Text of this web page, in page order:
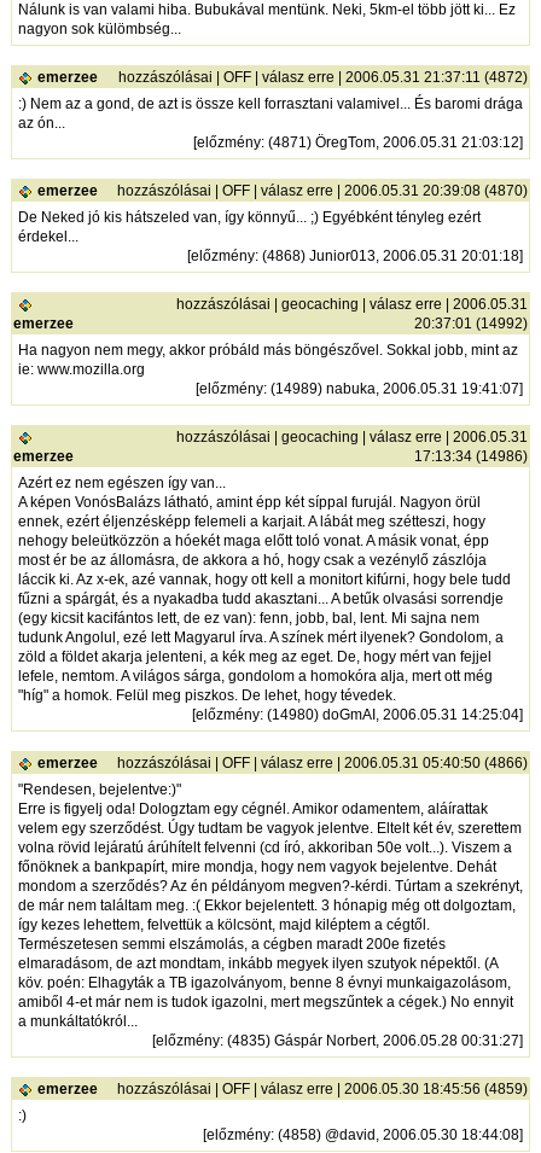
Nálunk is van valami hiba. Bubukával mentünk. Neki, 5km-el több jött ki... Ez
nagyon sok külömbség...
emerzee hozzászólásai |OFF |válasz erre | 2006.05.31 21:37:11 (4872)
:) Nem az a gond, de azt is össze kell forrasztani valamivel... És baromi drága
az ón...
[előzmény: (4871) ÖregTom, 2006.05.31 21:03:12]
emerzee hozzászólásai |OFF |válasz erre | 2006.05.31 20:39:08 (4870)
De Neked jó kis hátszeled van, így könnyű... ;) Egyébként tényleg ezért
érdekel...
[előzmény: (4868) Junior013, 2006.05.31 20:01:18]
emerzee
hozzászólásai |geocaching |válasz erre | 2006.05.31
20:37:01 (14992)
Ha nagyon nem megy, akkor próbáld más böngészővel. Sokkal jobb, mint az
ie: www.mozilla.org
[előzmény: (14989) nabuka, 2006.05.31 19:41:07]
emerzee
hozzászólásai |geocaching |válasz erre | 2006.05.31
17:13:34 (14986)
Azért ez nem egészen így van...
A képen VonósBalázs látható, amint épp két síppal furujál. Nagyon örül
ennek, ezért éljenzésképp felemeli a karjait. A lábát meg szétteszi, hogy
nehogy beleütközzön a hóekét maga előtt toló vonat. A másik vonat, épp
most ér be az állomásra, de akkora a hó, hogy csak a vezénylő zászlója
láccik ki. Az x-ek, azé vannak, hogy ott kell a monitort kifúrni, hogy bele tudd
fűzni a spárgát, és a nyakadba tudd akasztani... A betűk olvasási sorrendje
(egy kicsit kacifántos lett, de ez van): fenn, jobb, bal, lent. Mi sajna nem
tudunk Angolul, ezé lett Magyarul írva. A színek mért ilyenek? Gondolom, a
zöld a földet akarja jelenteni, a kék meg az eget. De, hogy mért van fejjel
lefele, nemtom. A világos sárga, gondolom a homokóra alja, mert ott még
"híg" a homok. Felül meg piszkos. De lehet, hogy tévedek.
[előzmény: (14980) doGmAI, 2006.05.31 14:25:04]
emerzee hozzászólásai |OFF |válasz erre | 2006.05.31 05:40:50 (4866)
"Rendesen, bejelentve:)"
Erre is figyelj oda! Dologztam egy cégnél. Amikor odamentem, aláírattak
velem egy szerződést. Úgy tudtam be vagyok jelentve. Eltelt két év, szerettem
volna rövid lejáratú árúhítelt felvenni (cd író, akkoriban 50e volt...). Viszem a
főnöknek a bankpapírt, mire mondja, hogy nem vagyok bejelentve. Dehát
mondom a szerződés? Az én példányom megven?-kérdi. Túrtam a szekrényt,
de már nem találtam meg. :( Ekkor bejelentett. 3 hónapig még ott dolgoztam,
így kezes lehettem, felvettük a kölcsönt, majd kiléptem a cégtől.
Természetesen semmi elszámolás, a cégben maradt 200e fizetés
elmaradásom, de azt mondtam, inkább megyek ilyen szutyok népektől. (A
köv. poén: Elhagyták a TB igazolványom, benne 8 évnyi munkaigazolásom,
amiből 4-et már nem is tudok igazolni, mert megszűntek a cégek.) No ennyit
a munkáltatókról...
[előzmény: (4835) Gáspár Norbert, 2006.05.28 00:31:27]
emerzee hozzászólásai |OFF |válasz erre | 2006.05.30 18:45:56 (4859)
:)
[előzmény: (4858) @david, 2006.05.30 18:44:08]